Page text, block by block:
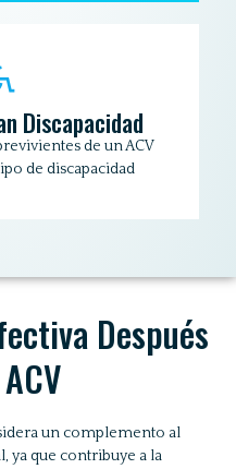
Discapacidad
de un ACV
de discapacidad
Después
un complemento al
ya que contribuye a la